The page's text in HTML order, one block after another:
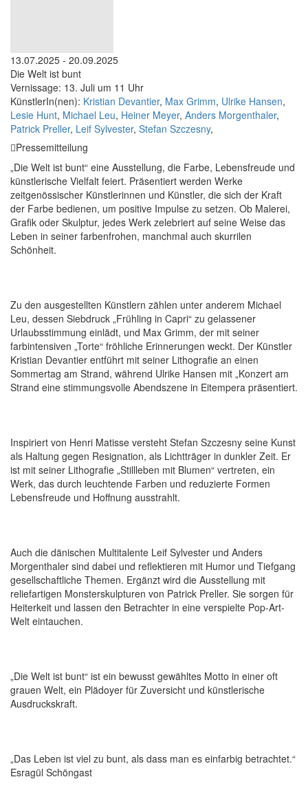
13.07.2025 - 20.09.2025
Die Welt ist bunt
Vernissage: 13. Juli um 11 Uhr
KünstlerIn(nen): Kristian Devantier, Max Grimm, Ulrike Hansen,
Lesie Hunt, Michael Leu, Heiner Meyer, Anders Morgenthaler,
Patrick Preller, Leif Sylvester, Stefan Szczesny,
Pressemitteilung
„Die Welt ist bunt“ eine Ausstellung, die Farbe, Lebensfreude und
künstlerische Vielfalt feiert. Präsentiert werden Werke
zeitgenössischer Künstlerinnen und Künstler, die sich der Kraft
der Farbe bedienen, um positive Impulse zu setzen. Ob Malerei,
Grafik oder Skulptur, jedes Werk zelebriert auf seine Weise das
Leben in seiner farbenfrohen, manchmal auch skurrilen
Schönheit.
Zu den ausgestellten Künstlern zählen unter anderem Michael
Leu, dessen Siebdruck „Frühling in Capri“ zu gelassener
Urlaubsstimmung einlädt, und Max Grimm, der mit seiner
farbintensiven „Torte“ fröhliche Erinnerungen weckt. Der Künstler
Kristian Devantier entführt mit seiner Lithografie an einen
Sommertag am Strand, während Ulrike Hansen mit „Konzert am
Strand eine stimmungsvolle Abendszene in Eitempera präsentiert.
Inspiriert von Henri Matisse versteht Stefan Szczesny seine Kunst
als Haltung gegen Resignation, als Lichtträger in dunkler Zeit. Er
ist mit seiner Lithografie „Stillleben mit Blumen“ vertreten, ein
Werk, das durch leuchtende Farben und reduzierte Formen
Lebensfreude und Hoffnung ausstrahlt.
Auch die dänischen Multitalente Leif Sylvester und Anders
Morgenthaler sind dabei und reflektieren mit Humor und Tiefgang
gesellschaftliche Themen. Ergänzt wird die Ausstellung mit
reliefartigen Monsterskulpturen von Patrick Preller. Sie sorgen für
Heiterkeit und lassen den Betrachter in eine verspielte Pop-Art-
Welt eintauchen.
„Die Welt ist bunt“ ist ein bewusst gewähltes Motto in einer oft
grauen Welt, ein Plädoyer für Zuversicht und künstlerische
Ausdruckskraft.
„Das Leben ist viel zu bunt, als dass man es einfarbig betrachtet.“
Esragül Schöngast